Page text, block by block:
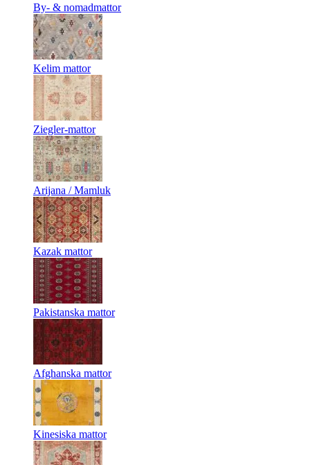
By- & nomadmattor
Kelim mattor
Ziegler-mattor
Arijana / Mamluk
Kazak mattor
Pakistanska mattor
Afghanska mattor
Kinesiska mattor